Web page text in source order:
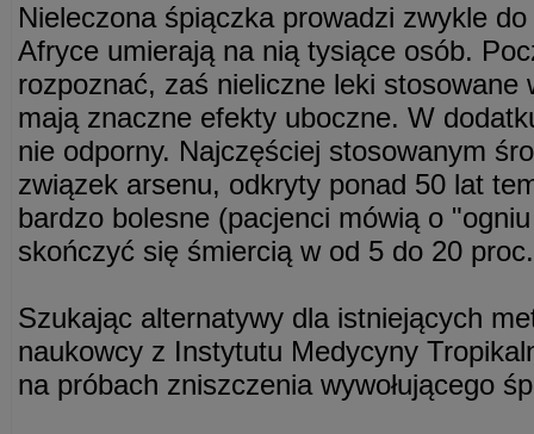
Nieleczona śpiączka prowadzi zwykle
Afryce umierają na nią tysiące osób.
rozpoznać, zaś nieliczne leki stosowane
mają znaczne efekty uboczne. W
nie odporny. Najczęściej stosowanym
związek arsenu, odkryty ponad 50 lat
bardzo bolesne (pacjenci mówią o
skończyć się śmiercią w od 5 do 20
Szukając alternatywy dla istniejących
naukowcy z Instytutu Medycyny
na próbach zniszczenia wywołującego